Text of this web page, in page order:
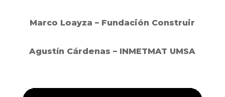
Marco Loayza – Fundación Construir
Agustín Cárdenas – INMETMAT UMSA